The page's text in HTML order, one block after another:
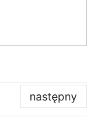
następny